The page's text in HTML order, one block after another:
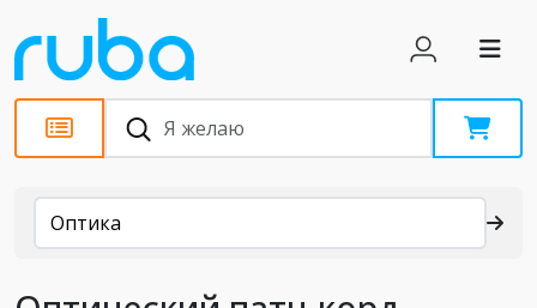
Каталог
Оптика